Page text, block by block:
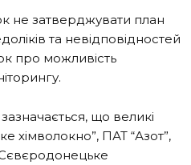
не затверджувати план
та невідповідностей
про можливість
що великі
хімволокно”, ПАТ “Азот”,